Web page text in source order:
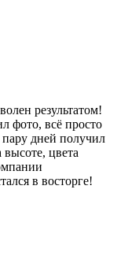
результатом!
фото, всё просто
пару дней получил
высоте, цвета
в восторге!